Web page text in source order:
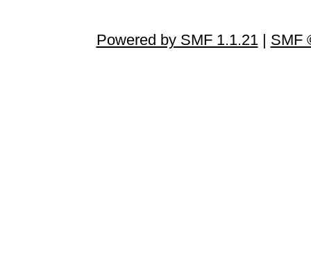
Powered by SMF 1.1.21| SMF